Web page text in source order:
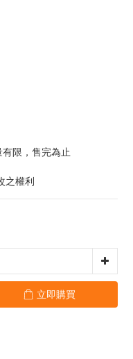
限，售完為止
之權利
立即購買